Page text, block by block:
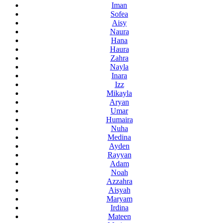
Iman
Sofea
Aisy
Naura
Hana
Haura
Zahra
Nayla
Inara
Izz
Mikayla
Aryan
Umar
Humaira
Nuha
Medina
Ayden
Rayyan
Adam
Noah
Azzahra
Aisyah
Maryam
Irdina
Mateen